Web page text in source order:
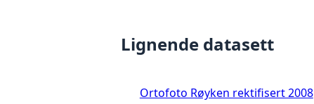
Lignende datasett
Ortofoto Røyken rektifisert 2008